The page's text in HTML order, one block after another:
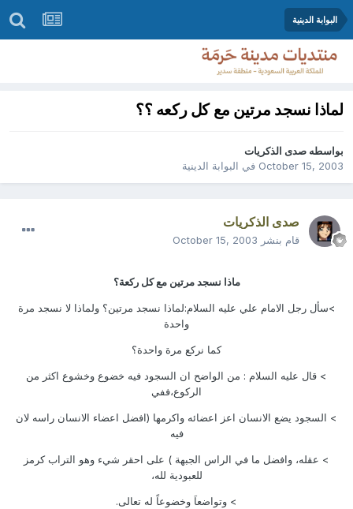
البوابة الدينية
لماذا نسجد مرتين مع كل ركعه ؟؟
بواسطه صدى الذكريات
October 15, 2003في البوابة الدينية
صدى الذكريات
قام بنشر October 15, 2003
ماذا نسجد مرتين مع كل ركعة؟
>سأل رجل الامام علي عليه السلام:لماذا نسجد مرتين؟ ولماذا لا نسجد مرة
واحدة
كما نركع مرة واحدة؟
> قال عليه السلام : من الواضح ان السجود فيه خضوع وخشوع اكثر من
الركوع،ففي
> السجود يضع الانسان اعز اعضائه واكرمها (افضل اعضاء الانسان راسه لان
فيه
> عقله، وافضل ما في الراس الجبهة ) على احقر شيء وهو التراب كرمز
للعبودية لله،
> وتواضعاَ وخضوعاً له تعالى.